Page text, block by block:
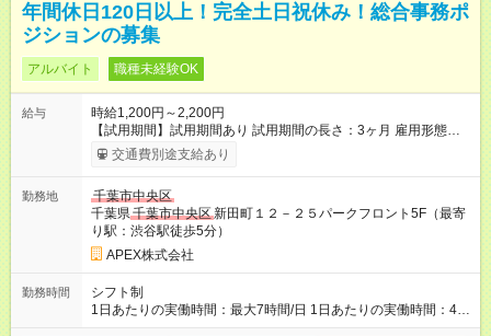
年間休日120日以上！完全土日祝休み！総合事務ポ
ジションの募集
アルバイト 職種未経験OK
給与
時給1,200円～2,200円
【試用期間】試用期間あり 試用期間の長さ：3ヶ月 雇用形態、
給与は本採用時と同じです。
交通費別途支給あり
勤務地
千葉市中央区
千葉県千葉市中央区新田町１２－２５パークフロント5F（最寄
り駅：渋谷駅徒歩5分）
APEX株式会社
勤務時間
シフト制
1日あたりの実働時間：最大7時間/日 1日あたりの実働時間：4-7
時間 シフト例 ・9時00分～15時00分 ・10時00分～17時00分 週